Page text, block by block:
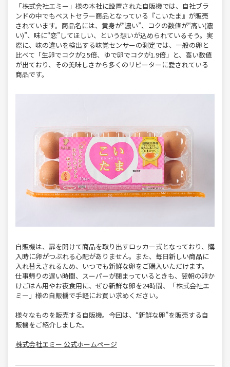
「株式会社エミー」様の本社に設置された自販機では、自社ブラ
ンドの中でもベストセラー商品となっている『こいたま』が販売
されています。商品名には、黄身が“濃い”、コクの数値が“高い(濃
い)”、味に“恋”してほしい、という想いが込められているそう。実
際に、味の違いを検出する味覚センサーの測定では、一般の卵と
比べて「生卵でコクが2.5倍、ゆで卵でコクが1.9倍」と、高い数値
が出ており、その美味しさから多くのリピーターに愛されている
商品です。
自販機は、扉を開けて商品を取り出すロッカー式となっており、購
入時に卵がつぶれる心配がありません。また、毎日新しい商品に
入れ替えされるため、いつでも新鮮な卵をご購入いただけます。
仕事帰りの遅い時間、スーパーが閉まっているときも、翌朝の卵か
けごはん用やお夜食用に、ぜひ新鮮な卵を24時間、「株式会社エ
ミー」様の自販機で手軽にお買い求めください。
様々なものを販売する自販機。今回は、“新鮮な卵”を販売する自
販機をご紹介しました。
株式会社エミー 公式ホームページ